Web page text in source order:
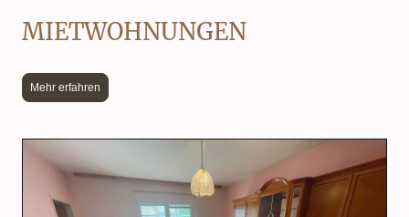
MIETWOHNUNGEN
Mehr erfahren